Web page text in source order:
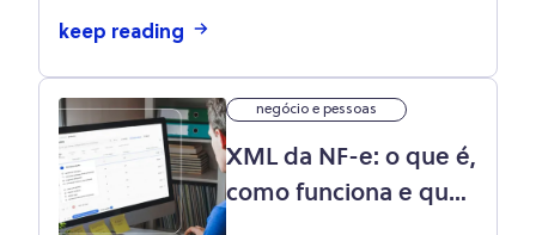
keep reading
negócio e pessoas
XML da NF-e: o que é,
como funciona e qual